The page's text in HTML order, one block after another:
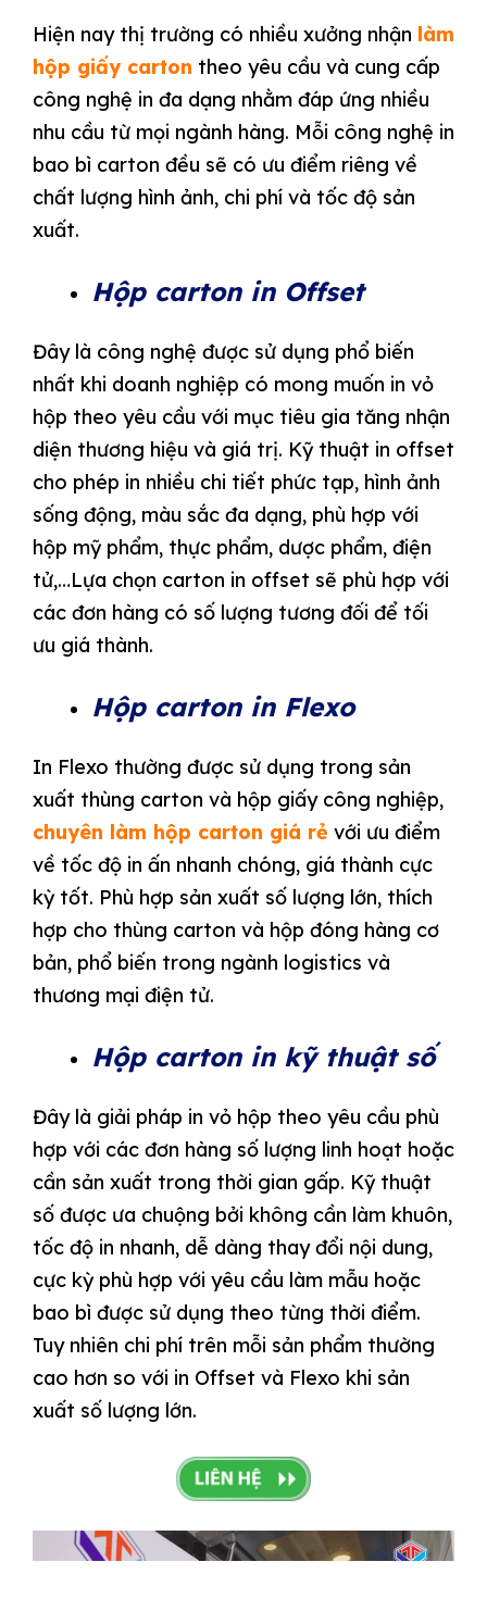
Hiện nay thị trường có nhiều xưởng nhận làm
hộp giấy carton theo yêu cầu và cung cấp
công nghệ in đa dạng nhằm đáp ứng nhiều
nhu cầu từ mọi ngành hàng. Mỗi công nghệ in
bao bì carton đều sẽ có ưu điểm riêng về
chất lượng hình ảnh, chi phí và tốc độ sản
xuất.
Hộp carton in Offset
Đây là công nghệ được sử dụng phổ biến
nhất khi doanh nghiệp có mong muốn in vỏ
hộp theo yêu cầu với mục tiêu gia tăng nhận
diện thương hiệu và giá trị. Kỹ thuật in offset
cho phép in nhiều chi tiết phức tạp, hình ảnh
sống động, màu sắc đa dạng, phù hợp với
hộp mỹ phẩm, thực phẩm, dược phẩm, điện
tử,…Lựa chọn carton in offset sẽ phù hợp với
các đơn hàng có số lượng tương đối để tối
ưu giá thành.
Hộp carton in Flexo
In Flexo thường được sử dụng trong sản
xuất thùng carton và hộp giấy công nghiệp,
chuyên làm hộp carton giá rẻ với ưu điểm
về tốc độ in ấn nhanh chóng, giá thành cực
kỳ tốt. Phù hợp sản xuất số lượng lớn, thích
hợp cho thùng carton và hộp đóng hàng cơ
bản, phổ biến trong ngành logistics và
thương mại điện tử.
Hộp carton in kỹ thuật số
Đây là giải pháp in vỏ hộp theo yêu cầu phù
hợp với các đơn hàng số lượng linh hoạt hoặc
cần sản xuất trong thời gian gấp. Kỹ thuật
số được ưa chuộng bởi không cần làm khuôn,
tốc độ in nhanh, dễ dàng thay đổi nội dung,
cực kỳ phù hợp với yêu cầu làm mẫu hoặc
bao bì được sử dụng theo từng thời điểm.
Tuy nhiên chi phí trên mỗi sản phẩm thường
cao hơn so với in Offset và Flexo khi sản
xuất số lượng lớn.